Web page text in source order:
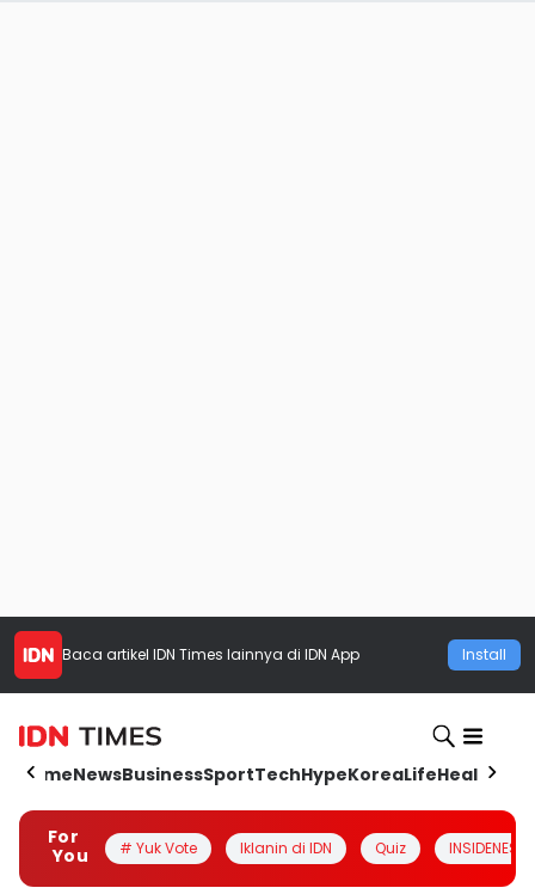
Baca artikel IDN Times lainnya di IDN App Install
HomeNewsBusinessSportTechHypeKoreaLifeHealth
For
You
# Yuk Vote Iklanin di IDN Quiz INSIDENESIA